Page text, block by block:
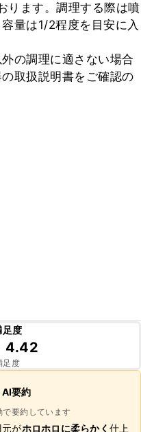
ります。調理する際は噴
量は1/2程度を目安に入
の調理に適さない場合
取扱説明書をご確認の
足度
4.42
足度
要約
要約しています
がホロホロに柔らかく 仕上